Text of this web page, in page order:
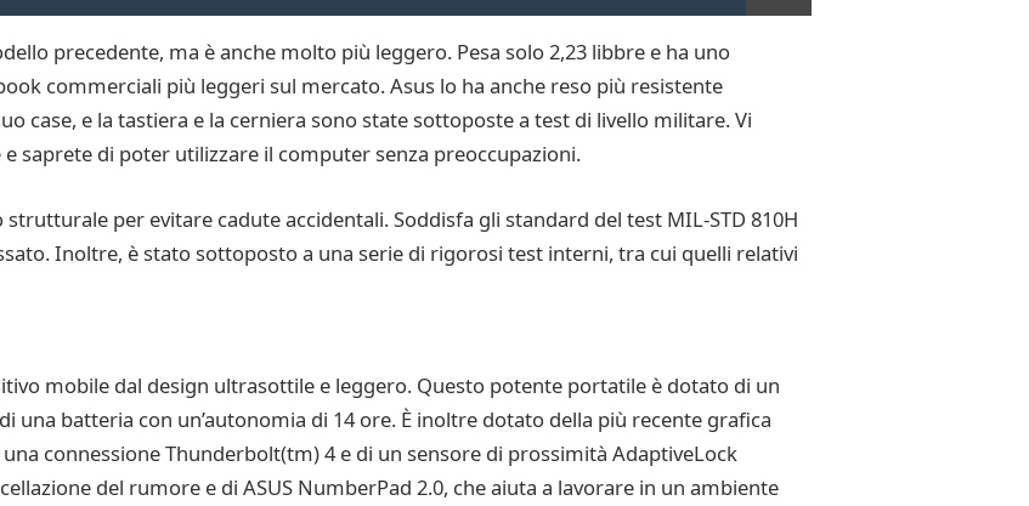
precedente, ma è anche molto più leggero. Pesa solo 2,23 libbre e ha uno
commerciali più leggeri sul mercato. Asus lo ha anche reso più resistente
case, e la tastiera e la cerniera sono state sottoposte a test di livello militare. Vi
saprete di poter utilizzare il computer senza preoccupazioni.
per evitare cadute accidentali. Soddisfa gli standard del test MIL-STD 810H
Inoltre, è stato sottoposto a una serie di rigorosi test interni, tra cui quelli relativi
mobile dal design ultrasottile e leggero. Questo potente portatile è dotato di un
una batteria con un’autonomia di 14 ore. È inoltre dotato della più recente grafica
connessione Thunderbolt(tm) 4 e di un sensore di prossimità AdaptiveLock
del rumore e di ASUS NumberPad 2.0, che aiuta a lavorare in un ambiente